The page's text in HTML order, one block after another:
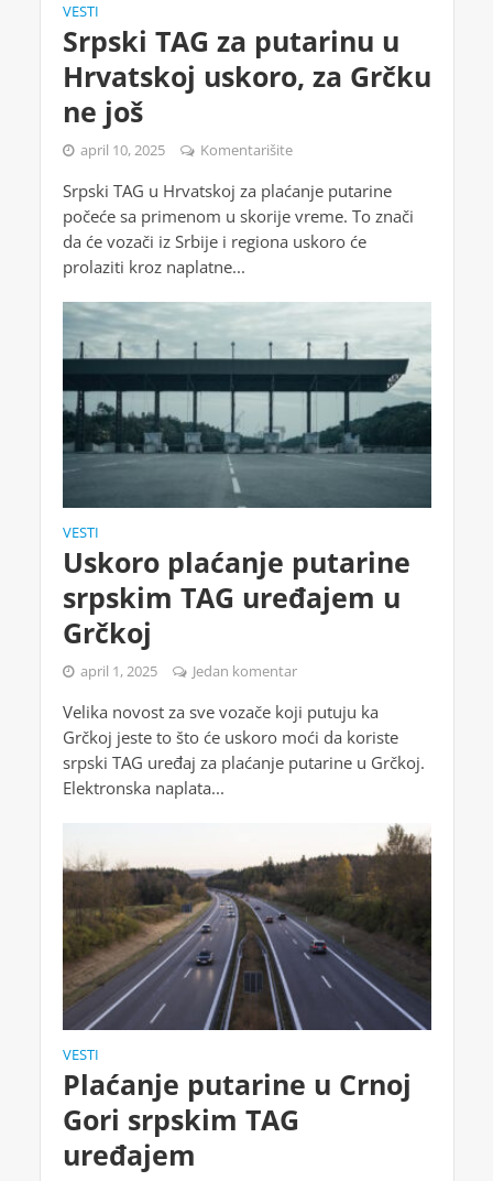
VESTI
Srpski TAG za putarinu u
Hrvatskoj uskoro, za Grčku
ne još
april 10, 2025 Komentarišite
Srpski TAG u Hrvatskoj za plaćanje putarine
počeće sa primenom u skorije vreme. To znači
da će vozači iz Srbije i regiona uskoro će
prolaziti kroz naplatne...
VESTI
Uskoro plaćanje putarine
srpskim TAG uređajem u
Grčkoj
april 1, 2025 Jedan komentar
Velika novost za sve vozače koji putuju ka
Grčkoj jeste to što će uskoro moći da koriste
srpski TAG uređaj za plaćanje putarine u Grčkoj.
Elektronska naplata...
VESTI
Plaćanje putarine u Crnoj
Gori srpskim TAG
uređajem